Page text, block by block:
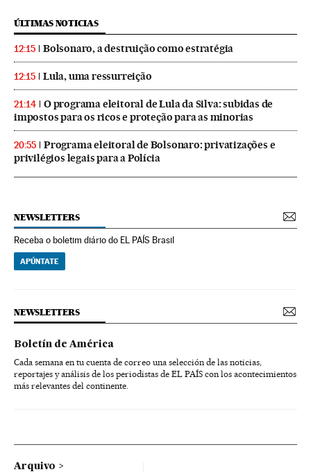
ÚLTIMAS NOTICIAS
12:15 Bolsonaro, a destruição como estratégia
12:15 Lula, uma ressurreição
21:14
O programa eleitoral de Lula da Silva: subidas de
impostos para os ricos e proteção para as minorias
20:55
Programa eleitoral de Bolsonaro: privatizações e
privilégios legais para a Polícia
NEWSLETTERS
Receba o boletim diário do EL PAÍS Brasil
APÚNTATE
NEWSLETTERS
Boletín de América
Cada semana en tu cuenta de correo una selección de las noticias,
reportajes y análisis de los periodistas de EL PAÍS con los acontecimientos
más relevantes del continente.
Arquivo